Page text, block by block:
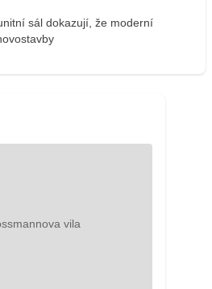
sál dokazují, že moderní